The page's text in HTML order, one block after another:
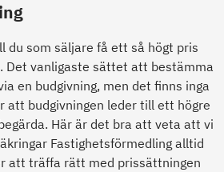
du som säljare få ett så högt pris
Det vanligaste sättet att bestämma
en budgivning, men det finns inga
att budgivningen leder till ett högre
Här är det bra att veta att vi
Fastighetsförmedling alltid
att träffa rätt med prissättningen